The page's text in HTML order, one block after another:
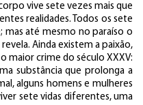
vive sete vezes mais que
realidades. Todos os sete
mas até mesmo no paraíso o
Ainda existem a paixão,
maior crime do século XXXV:
substância que prolonga a
alguns homens e mulheres
sete vidas diferentes, uma